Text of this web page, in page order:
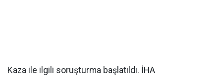
Kaza ile ilgili soruşturma başlatıldı. İHA